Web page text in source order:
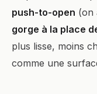
push-to-open (on
gorge à la place
plus lisse, moins
comme une